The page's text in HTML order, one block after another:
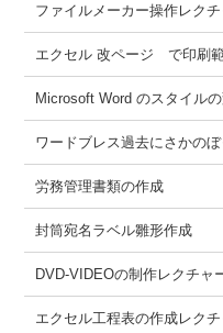
ファイルメーカー操作レク
エクセル 改ページ で印刷
Microsoft Word のスタイル
ワードブレス過去にさかのぼ
労務管理書類の作成
封筒宛名ラベル雛形作成
DVD-VIDEOの制作レクチャ
エクセル工程表の作成レクチ